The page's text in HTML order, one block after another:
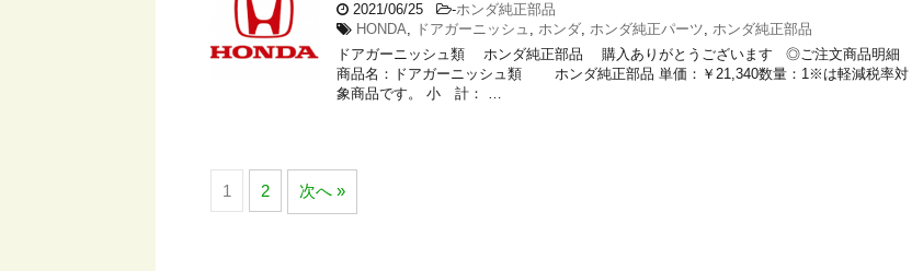
2021/06/25 -ホンダ純正部品
HONDA, ドアガーニッシュ , ホンダ, ホンダ純正パーツ, ホンダ純正部品
ドアガーニッシュ類 ホンダ純正部品 購入ありがとうございます ◎ご注文商品明細
商品名：ドアガーニッシュ類 ホンダ純正部品 単価：￥21,340数量：1※は軽減税率対
象商品です。 小 計： …
1 2 次へ »